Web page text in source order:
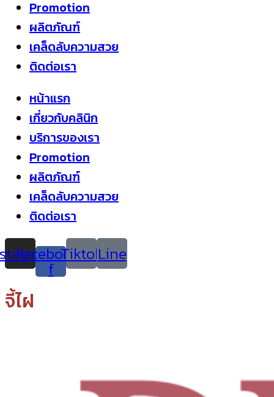
Promotion
ผลิตภัณฑ์
เคล็ดลับความสวย
ติดต่อเรา
หน้าแรก
เกี่ยวกับคลินิก
บริการของเรา
Promotion
ผลิตภัณฑ์
เคล็ดลับความสวย
ติดต่อเรา
Facebook-
f
TiktokLine
จี้ไฝ